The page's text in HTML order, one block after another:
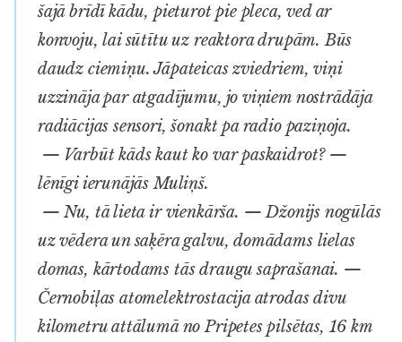
šajā brīdī kādu, pieturot pie pleca, ved ar
konvoju, lai sūtītu uz reaktora drupām. Būs
daudz ciemiņu. Jāpateicas zviedriem, viņi
uzzināja par atgadījumu, jo viņiem nostrādāja
radiācijas sensori, šonakt pa radio paziņoja.
— Varbūt kāds kaut ko var paskaidrot? —
lēnīgi ierunājās Muliņš.
— Nu, tā lieta ir vienkārša. — Džonijs nogūlās
uz vēdera un saķēra galvu, domādams lielas
domas, kārtodams tās draugu saprašanai. —
Černobiļas atomelektrostacija atrodas divu
kilometru attālumā no Pripetes pilsētas, 16 km